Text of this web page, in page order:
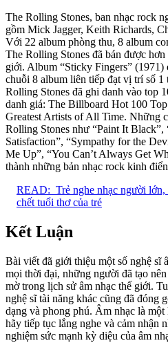
The Rolling Stones, ban nhạc rock
gồm Mick Jagger, Keith Richards,
Với 22 album phòng thu, 8 album
The Rolling Stones đã bán được
giới. Album “Sticky Fingers” (1971)
chuỗi 8 album liên tiếp đạt vị trí số 1
Rolling Stones đã ghi danh vào top
danh giá: The Billboard Hot 100
Greatest Artists of All Time. Những
Rolling Stones như “Paint It Black”,
Satisfaction”, “Sympathy for the
Me Up”, “You Can’t Always Get
thành những bản nhạc rock kinh
READ: Trẻ nghe nhạc người
chết tuổi thơ của trẻ
Kết Luận
Bài viết đã giới thiệu một số nghệ sĩ
mọi thời đại, những người đã tạo
mờ trong lịch sử âm nhạc thế giới.
nghệ sĩ tài năng khác cũng đã đóng
dạng và phong phú. Âm nhạc là một
hãy tiếp tục lắng nghe và cảm nhận
nghiệm sức mạnh kỳ diệu của âm